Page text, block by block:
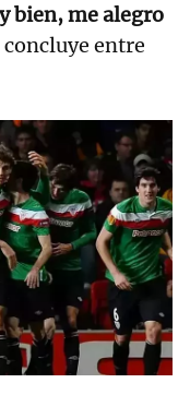
bien, me alegro
concluye entre